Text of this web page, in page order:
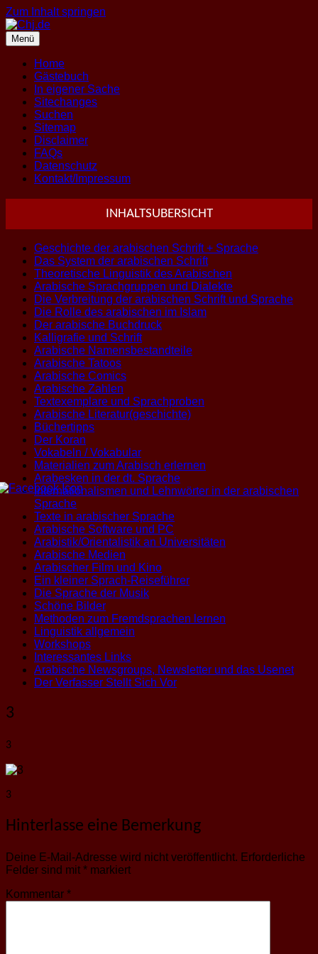
Zum Inhalt springen
Menü
Home
Gästebuch
In eigener Sache
Sitechanges
Suchen
Sitemap
Disclaimer
FAQs
Datenschutz
Kontakt/Impressum
INHALTSUBERSICHT
Geschichte der arabischen Schrift + Sprache
Das System der arabischen Schrift
Theoretische Linguistik des Arabischen
Arabische Sprachgruppen und Dialekte
Die Verbreitung der arabischen Schrift und Sprache
Die Rolle des arabischen im Islam
Der arabische Buchdruck
Kalligrafie und Schrift
Arabische Namensbestandteile
Arabische Tatoos
Arabische Comics
Arabische Zahlen
Textexemplare und Sprachproben
Arabische Literatur(geschichte)
Büchertipps
Der Koran
Vokabeln / Vokabular
Materialien zum Arabisch erlernen
Arabesken in der dt. Sprache
Internationalismen und Lehnwörter in der arabischen
Sprache
Texte in arabischer Sprache
Arabische Software und PC
Arabistik/Orientalistik an Universitäten
Arabische Medien
Arabischer Film und Kino
Ein kleiner Sprach-Reiseführer
Die Sprache der Musik
Schöne Bilder
Methoden zum Fremdsprachen lernen
Linguistik allgemein
Workshops
Interessantes Links
Arabische Newsgroups, Newsletter und das Usenet
Der Verfasser Stellt Sich Vor
3
3
3
Hinterlasse eine Bemerkung
Deine E-Mail-Adresse wird nicht veröffentlicht. Erforderliche
Felder sind mit * markiert
Kommentar *